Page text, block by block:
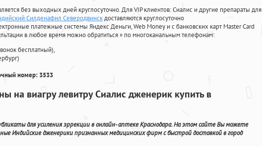
без выходных дней круглосуточно. Для VIP клиентов: Сиалис и другие препараты для
Силденафил Северодвинскдоставляются круглосуточно
платежные системы Яндекс Деньги, Web Money и с банковских карт Master Card
в любое время можно обратиться» по многоканальным телефонам:
бесплатный),
номер: 3533
на виагру левитру Сиалис дженерик купить в
для усиления эррекции в онлайн- аптеке Краснодара. На этом сайте Вы можете
Индийские дженерики признанных медицинских фирм с быстрой доставкой в город